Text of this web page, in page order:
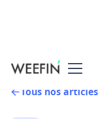
Tous nos articles